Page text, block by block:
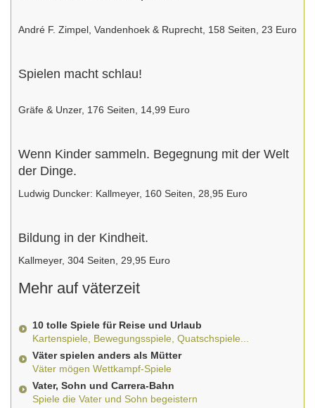
André F. Zimpel, Vandenhoek & Ruprecht, 158 Seiten, 23 Euro
Spielen macht schlau!
Gräfe & Unzer, 176 Seiten, 14,99 Euro
Wenn Kinder sammeln. Begegnung mit der Welt
der Dinge.
Ludwig Duncker: Kallmeyer, 160 Seiten, 28,95 Euro
Bildung in der Kindheit.
Kallmeyer, 304 Seiten, 29,95 Euro
Mehr auf väterzeit
10 tolle Spiele für Reise und Urlaub
Kartenspiele, Bewegungsspiele, Quatschspiele...
Väter spielen anders als Mütter
Väter mögen Wettkampf-Spiele
Vater, Sohn und Carrera-Bahn
Spiele die Vater und Sohn begeistern